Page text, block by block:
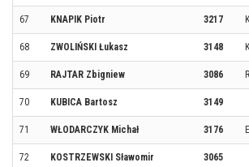
67 KNAPIK Piotr 3217
68 ZWOLIŃSKI Łukasz 3148
69 RAJTAR Zbigniew 3086
70 KUBICA Bartosz 3149
71 WŁODARCZYK Michał 3176
72 KOSTRZEWSKI Sławomir 3065